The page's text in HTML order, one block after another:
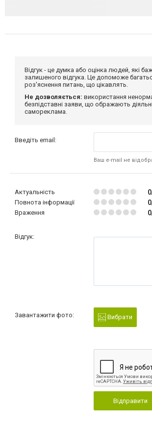
Відгук - це думка або оцінка людей, які
залишеного відгука. Це допоможе
роз'яснення питань, що цікавлять.
Не дозволяється: використання
безпідставні заяви, що ображають
самореклама.
Введіть email:
Ваш e-mail не
Актуальність
Повнота інформації
Враження
Відгук:
Завантажити фото: Вибрати
Відправити